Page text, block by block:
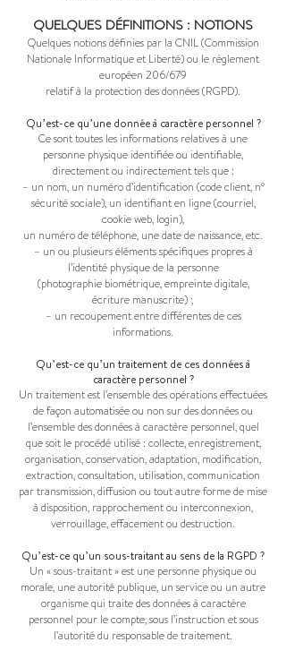
QUELQUES DÉFINITIONS : NOTIONS
Quelques notions définies par la CNIL (Commission
Nationale Informatique et Liberté) ou le règlement
européen 206/679
relatif à la protection des données (RGPD).
Qu’est-ce qu’une donnée à caractère personnel ?
Ce sont toutes les informations relatives à une
personne physique identifiée ou identifiable,
directement ou indirectement tels que :
– un nom, un numéro d’identification (code client, n°
sécurité sociale), un identifiant en ligne (courriel,
cookie web, login),
un numéro de téléphone, une date de naissance, etc.
– un ou plusieurs éléments spécifiques propres à
l’identité physique de la personne
(photographie biométrique, empreinte digitale,
écriture manuscrite) ;
– un recoupement entre différentes de ces
informations.
Qu’est-ce qu’un traitement de ces données à
caractère personnel ?
Un traitement est l’ensemble des opérations effectuées
de façon automatisée ou non sur des données ou
l’ensemble des données à caractère personnel, quel
que soit le procédé utilisé : collecte, enregistrement,
organisation, conservation, adaptation, modification,
extraction, consultation, utilisation, communication
par transmission, diffusion ou tout autre forme de mise
à disposition, rapprochement ou interconnexion,
verrouillage, effacement ou destruction.
Qu’est-ce qu’un sous-traitant au sens de la RGPD ?
Un « sous-traitant » est une personne physique ou
morale, une autorité publique, un service ou un autre
organisme qui traite des données à caractère
personnel pour le compte, sous l’instruction et sous
l’autorité du responsable de traitement.